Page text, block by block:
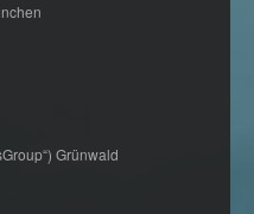
Grünwald